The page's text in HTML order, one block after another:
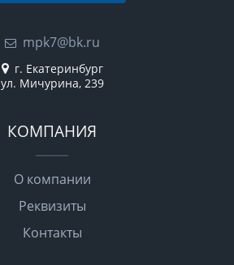
mpk7@bk.ru
г. Екатеринбург
ул. Мичурина, 239
КОМПАНИЯ
О компании
Реквизиты
Контакты